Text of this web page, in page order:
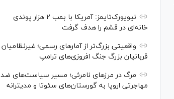
نیویورک‌تایمز: آمریکا با بمب ۲ هزار پوندی
خانه‌ای در قشم را هدف گرفت
واقعیتی بزرگ‌تر از آمار‌های رسمی؛ غیرنظامیان
قربانیان بزرگ جنگ افروزی‌های ترامپ
مرگ در مرز‌های نامرئی؛ مسیر سیاست‌های ضد
مهاجرتی اروپا به گورستان‌های سئوتا و مدیترانه